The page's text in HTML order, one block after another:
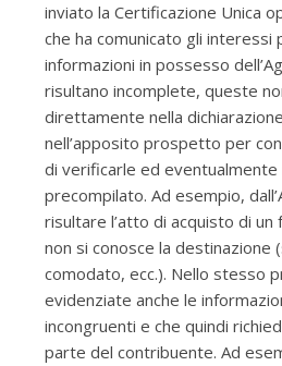
inviato la Certificazione Unica
che ha comunicato gli interessi
informazioni in possesso
risultano incomplete, queste
direttamente nella
nell’apposito prospetto per
di verificarle ed eventualmente
precompilato. Ad esempio,
risultare l’atto di acquisto di
non si conosce la destinazione
comodato, ecc.). Nello stesso
evidenziate anche le
incongruenti e che quindi
parte del contribuente. Ad